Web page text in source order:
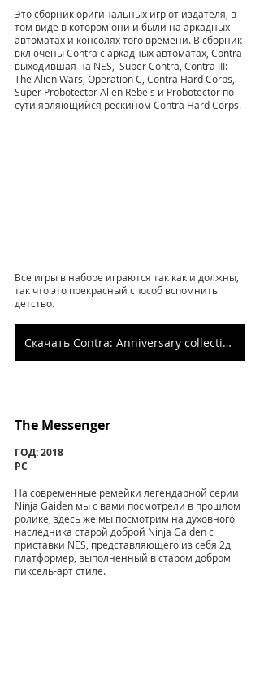
Это сборник оригинальных игр от издателя, в
том виде в котором они и были на аркадных
автоматах и консолях того времени. В сборник
включены Contra с аркадных автоматах, Contra
выходившая на NES,  Super Contra, Contra III:
The Alien Wars, Operation C, Contra Hard Corps,
Super Probotector Alien Rebels и Probotector по
сути являющийся рескином Contra Hard Corps.
Все игры в наборе играются так как и должны,
так что это прекрасный способ вспомнить
детство.
Скачать Contra: Anniversary collection
The Messenger
ГОД: 2018
PC
На современные ремейки легендарной серии
Ninja Gaiden мы с вами посмотрели в прошлом
ролике, здесь же мы посмотрим на духовного
наследника старой доброй Ninja Gaiden с
приставки NES, представляющего из себя 2д
платформер, выполненный в старом добром
пиксель-арт стиле.